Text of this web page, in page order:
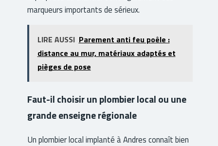
marqueurs importants de sérieux.
LIRE AUSSI Parement anti feu poêle :
distance au mur, matériaux adaptés et
pièges de pose
Faut-il choisir un plombier local ou une
grande enseigne régionale
Un plombier local implanté à Andres connaît bien